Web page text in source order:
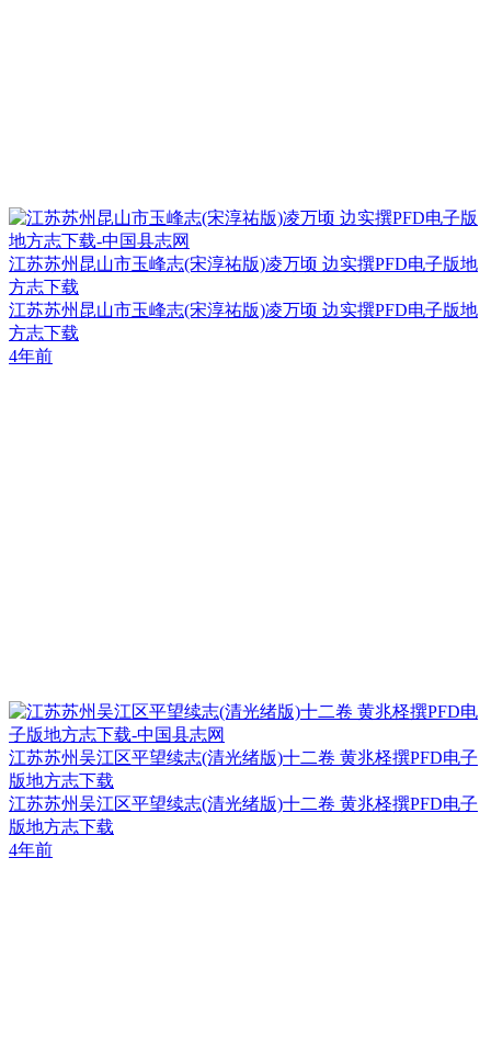
江苏苏州昆山市玉峰志(宋淳祐版)凌万顷 边实撰PFD电子版地
方志下载
江苏苏州昆山市玉峰志(宋淳祐版)凌万顷 边实撰PFD电子版地
方志下载
4年前
江苏苏州吴江区平望续志(清光绪版)十二卷 黄兆柽撰PFD电子
版地方志下载
江苏苏州吴江区平望续志(清光绪版)十二卷 黄兆柽撰PFD电子
版地方志下载
4年前